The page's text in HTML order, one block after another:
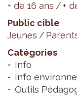
+ de 16 ans
+
Public cible
Jeunes
Catégories
Info
Info
Outils